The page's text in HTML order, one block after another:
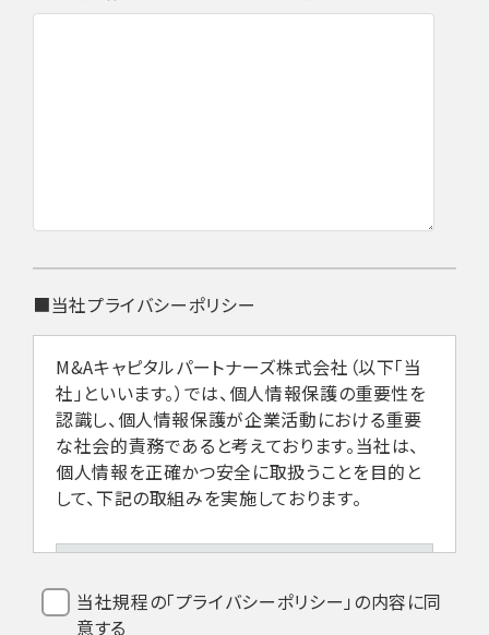
■当社プライバシーポリシー
M&Aキャピタルパートナーズ株式会社（以下「当
社」といいます。）では、個人情報保護の重要性を
認識し、個人情報保護が企業活動における重要
な社会的責務であると考えております。当社は、
個人情報を正確かつ安全に取扱うことを目的と
して、下記の取組みを実施しております。
当社規程の「プライバシーポリシー」の内容に同
意する